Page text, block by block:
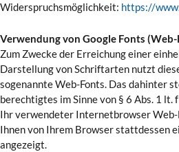
Widerspruchsmöglichkeit: https://
Verwendung von Google Fonts
Zum Zwecke der Erreichung einer
Darstellung von Schriftarten nutzt
sogenannte Web-Fonts. Das dahinter
berechtigtes im Sinne von § 6 Abs. 1 lt.
Ihr verwendeter Internetbrowser
Ihnen von Ihrem Browser stattdessen
angezeigt.